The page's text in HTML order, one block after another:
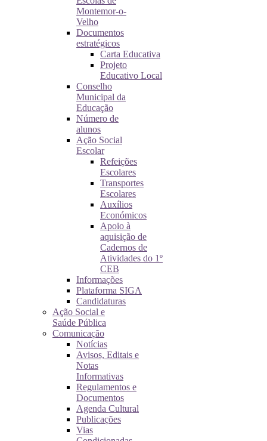
Montemor-o-
Velho
Documentos
estratégicos
Carta Educativa
Projeto
Educativo Local
Conselho
Municipal da
Educação
Número de
alunos
Ação Social
Escolar
Refeições
Escolares
Transportes
Escolares
Auxílios
Económicos
Apoio à
aquisição de
Cadernos de
Atividades do 1º
CEB
Informações
Plataforma SIGA
Candidaturas
Ação Social e
Saúde Pública
Comunicação
Notícias
Avisos, Editais e
Notas
Informativas
Regulamentos e
Documentos
Agenda Cultural
Publicações
Vias